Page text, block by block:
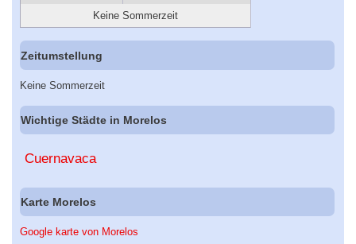
Keine Sommerzeit
Zeitumstellung
Keine Sommerzeit
Wichtige Städte in Morelos
Cuernavaca
Karte Morelos
Google karte von Morelos